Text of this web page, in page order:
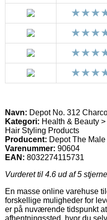
Navn: Depot No. 312
Kategori: Health & Beauty
Hair Styling Products
Producent: Depot The
Varenummer: 90604
EAN: 8032274115731
Vurderet til 4.6 ud af 5
En masse online varehuse
forskellige muligheder for
er på nuværende tidspunkt
afhentningssted, hvor du